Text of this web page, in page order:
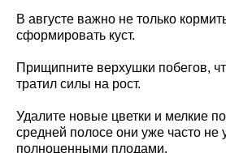
В августе важно не только
сформировать куст.
Прищипните верхушки побегов,
тратил силы на рост.
Удалите новые цветки и мелкие
средней полосе они уже часто не
полноценными плодами.